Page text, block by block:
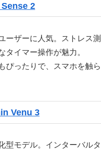
2
ーザーに人気。ストレス
タイマー操作が魅力。
ぴったりで、スマホを触
Venu 3
型モデル。インターバル